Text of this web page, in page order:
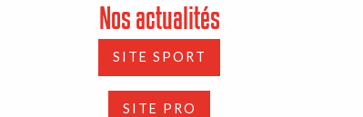
Nos actualités
SITE SPORT
SITE PRO